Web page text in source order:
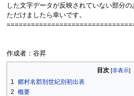
に
移
動
した文字データが反映されていない部分
ただけましたら幸いです。
作成者：谷昇
目次
1
郷村名郡別世紀別初出表
2 概要